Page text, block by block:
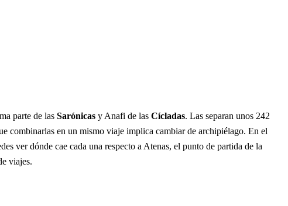
parte de lasSarónicas y Anafi de lasCícladas. Las separan unos 242
combinarlas en un mismo viaje implica cambiar de archipiélago. En el
ver dónde cae cada una respecto a Atenas, el punto de partida de la
viajes.